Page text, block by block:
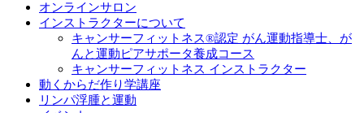
オンラインサロン
インストラクターについて
キャンサーフィットネス®︎認定 がん運動指導士、が
んと運動ピアサポータ養成コース
キャンサーフィットネス インストラクター
動くからだ作り学講座
リンパ浮腫と運動